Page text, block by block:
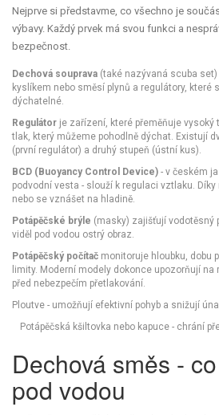
Nejprve si představme, co všechno je
výbavy. Každý prvek má svou funkci a
bezpečnost.
Dechová souprava (také nazývaná scuba
kyslíkem nebo směsí plynů a regulátory, které
dýchatelné.
Regulátor je zařízení, které přeměňuje vysoký
tlak, který můžeme pohodlně dýchat. Existují
(první regulátor) a druhý stupeň (ústní kus).
BCD (Buoyancy Control Device) - v českém
podvodní vesta - slouží k regulaci vztlaku.
nebo se vznášet na hladině.
Potápěčské brýle (masky) zajišťují vodotěsný
viděl pod vodou ostrý obraz.
Potápěčský počítač monitoruje hloubku, dobu
limity. Moderní modely dokonce upozorňují
před nebezpečím přetlakování.
Ploutve - umožňují efektivní pohyb a snižují
Potápěčská kšiltovka nebo kapuce - chrání
Dechová směs -
pod vodou